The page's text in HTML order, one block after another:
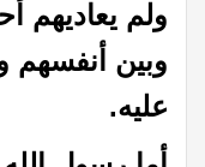
ولم يعاديهم
وبين أنفسهم
عليه.